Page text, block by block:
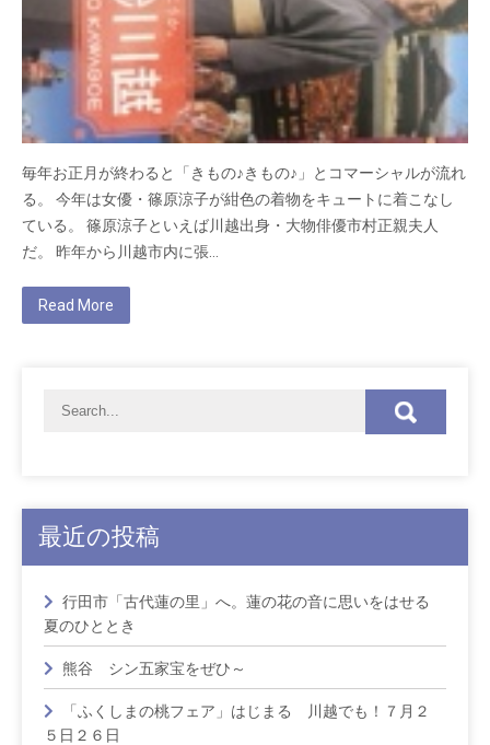
毎年お正月が終わると「きもの♪きもの♪」とコマーシャルが流れ
る。 今年は女優・篠原涼子が紺色の着物をキュートに着こなし
ている。 篠原涼子といえば川越出身・大物俳優市村正親夫人
だ。 昨年から川越市内に張…
Read More
最近の投稿
行田市「古代蓮の里」へ。蓮の花の音に思いをはせる
夏のひととき
熊谷 シン五家宝をぜひ～
「ふくしまの桃フェア」はじまる 川越でも！７月２
５日２６日